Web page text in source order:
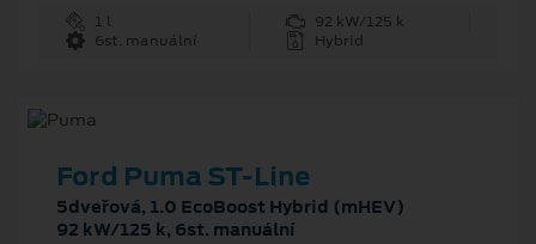
1 l
92 kW/125 k
6st. manuální
Hybrid
Ford Puma ST-Line
5dveřová, 1.0 EcoBoost Hybrid (mHEV)
92 kW/125 k, 6st. manuální